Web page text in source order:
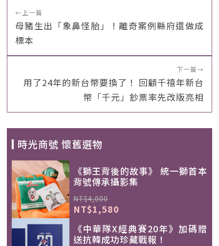
←上一篇
母豬生出「象鼻怪胎」！離奇案例縣府還做成
標本
下一篇→
用了24年的新台幣要換了！ 回顧千禧年新台
幣「千元」鈔票率先改版亮相
時光商號 懷舊選物
《獅王背後的故事》 統一獅首本
背號傳承攝影集
NT$4,000
NT$1,580
《中華隊X經典賽20年》加碼贈
送抗韓成功珍藏戰報！